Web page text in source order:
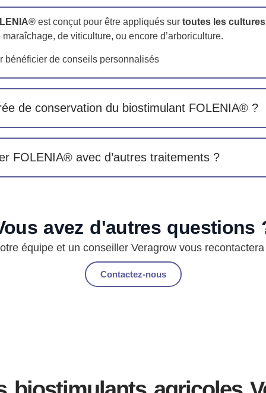
est conçut pour être appliqués sur toutes les cultures
de viticulture, ou encore d’arboriculture.
bénéficier de conseils personnalisés
de conservation du biostimulant FOLENIA® ?
FOLENIA® avec d’autres traitements ?
avez d'autres questions
équipe et un conseiller Veragrow vous
Contactez-nous